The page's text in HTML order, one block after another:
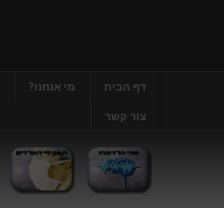
דף הבית מי אנחנו?
צור קשר